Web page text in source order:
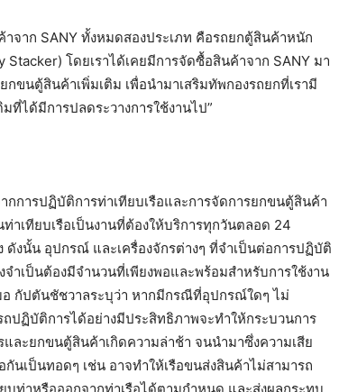
จาก SANY ทั้งหมดสองประเภท คือรถยกตู้สินค้าหนัก
โดยเราได้เคยมีการจัดซื้อสินค้าจาก SANY มา
ขนตู้สินค้าเพิ่มเติม เพื่อนำมาเสริมทัพกองรถยกที่เรามี
ได้มีการปลดระวางการใช้งานไป”
ากการปฏิบัติการท่าเทียบเรือและการจัดการยกขนตู้สินค้า
ท่าเทียบเรือเป็นงานที่ต้องให้บริการทุกวันตลอด 24
ดังนั้น อุปกรณ์ และเครื่องจักรต่างๆ ที่จำเป็นต่อการปฏิบัติ
จำเป็นต้องมีจำนวนที่เพียงพอและพร้อมสำหรับการใช้งาน
อ กัปตันชัชวาลระบุว่า หากมีกรณีที่อุปกรณ์ใดๆ ไม่
ถปฏิบัติการได้อย่างมีประสิทธิภาพจะทำให้กระบวนการ
และยกขนตู้สินค้าเกิดความล่าช้า จนนำมาซึ่งความเสีย
กันเป็นทอดๆ เช่น อาจทำให้เรือขนส่งสินค้าไม่สามารถ